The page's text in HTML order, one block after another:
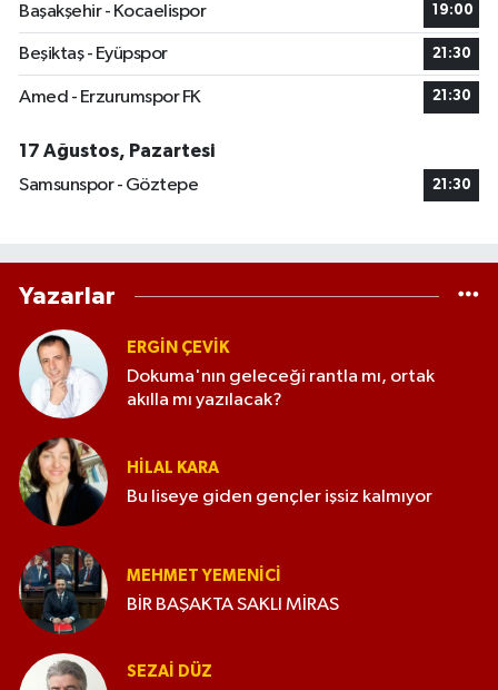
Başakşehir - Kocaelispor
19:00
Beşiktaş - Eyüpspor 21:30
Amed - Erzurumspor FK 21:30
17 Ağustos, Pazartesi
Samsunspor - Göztepe
21:30
Yazarlar
ERGIN ÇEVİK
Dokuma'nın geleceği rantla mı, ortak
akılla mı yazılacak?
HILAL KARA
Bu liseye giden gençler işsiz kalmıyor
MEHMET YEMENICI
BİR BAŞAKTA SAKLI MİRAS
SEZAI DÜZ